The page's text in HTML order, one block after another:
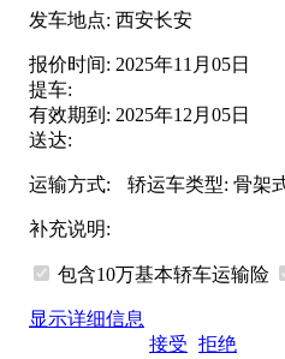
发车地点: 西安长安
报价时间: 2025年11月05日
提车:
有效期到: 2025年12月05日
送达:
运输方式: 轿运车类型: 骨架
补充说明:
包含10万基本轿车运输险
显示详细信息
接受 拒绝